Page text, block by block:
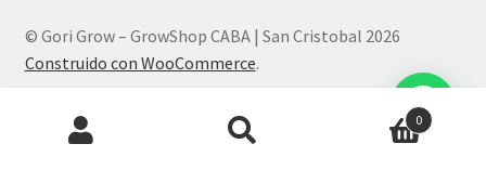
© Gori Grow – GrowShop CABA | San Cristobal 2026
Construido con WooCommerce.
Products
search
0